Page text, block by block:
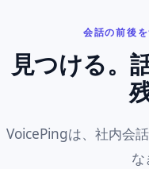
会話の前後
見つける。
VoicePingは、社内会
な